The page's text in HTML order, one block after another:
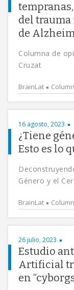
del
de
Columna de
Cruzat
BrainLat
16 agosto, 2023
¿Tiene
Esto es lo
Género y el
BrainLat
26 julio, 2023
Estudio
Artificial
en